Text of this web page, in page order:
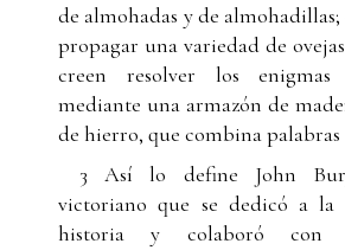
de almohadas y de
propagar una variedad de
creen resolver los
mediante una armazón de
de hierro, que combina palabras
3 Así lo define John
victoriano que se dedicó a
historia y colaboró con